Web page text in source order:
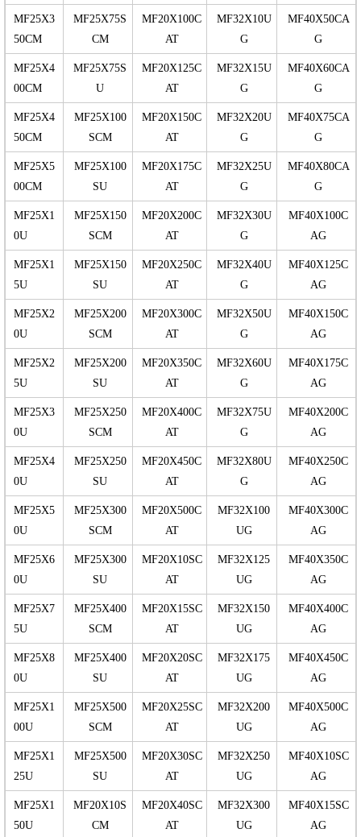
MF25X3
50CM
MF25X75S
CM
MF20X100C
AT
MF32X10U
G
MF40X50CA
G
MF25X4
00CM
MF25X75S
U
MF20X125C
AT
MF32X15U
G
MF40X60CA
G
MF25X4
50CM
MF25X100
SCM
MF20X150C
AT
MF32X20U
G
MF40X75CA
G
MF25X5
00CM
MF25X100
SU
MF20X175C
AT
MF32X25U
G
MF40X80CA
G
MF25X1
0U
MF25X150
SCM
MF20X200C
AT
MF32X30U
G
MF40X100C
AG
MF25X1
5U
MF25X150
SU
MF20X250C
AT
MF32X40U
G
MF40X125C
AG
MF25X2
0U
MF25X200
SCM
MF20X300C
AT
MF32X50U
G
MF40X150C
AG
MF25X2
5U
MF25X200
SU
MF20X350C
AT
MF32X60U
G
MF40X175C
AG
MF25X3
0U
MF25X250
SCM
MF20X400C
AT
MF32X75U
G
MF40X200C
AG
MF25X4
0U
MF25X250
SU
MF20X450C
AT
MF32X80U
G
MF40X250C
AG
MF25X5
0U
MF25X300
SCM
MF20X500C
AT
MF32X100
UG
MF40X300C
AG
MF25X6
0U
MF25X300
SU
MF20X10SC
AT
MF32X125
UG
MF40X350C
AG
MF25X7
5U
MF25X400
SCM
MF20X15SC
AT
MF32X150
UG
MF40X400C
AG
MF25X8
0U
MF25X400
SU
MF20X20SC
AT
MF32X175
UG
MF40X450C
AG
MF25X1
00U
MF25X500
SCM
MF20X25SC
AT
MF32X200
UG
MF40X500C
AG
MF25X1
25U
MF25X500
SU
MF20X30SC
AT
MF32X250
UG
MF40X10SC
AG
MF25X1
50U
MF20X10S
CM
MF20X40SC
AT
MF32X300
UG
MF40X15SC
AG